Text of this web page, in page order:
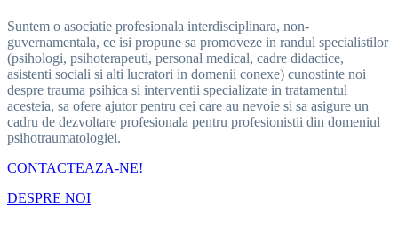
Suntem o asociatie profesionala interdisciplinara, non-
guvernamentala, ce isi propune sa promoveze in randul specialistilor
(psihologi, psihoterapeuti, personal medical, cadre didactice,
asistenti sociali si alti lucratori in domenii conexe) cunostinte noi
despre trauma psihica si interventii specializate in tratamentul
acesteia, sa ofere ajutor pentru cei care au nevoie si sa asigure un
cadru de dezvoltare profesionala pentru profesionistii din domeniul
psihotraumatologiei.
CONTACTEAZA-NE!
DESPRE NOI